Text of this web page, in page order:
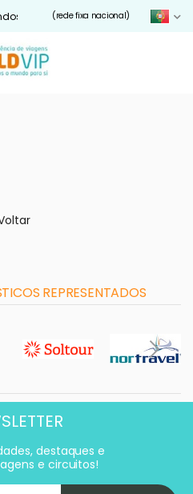
ao nosso site Worldvip.pt
(rede fixa nacional)
REPRESENTADOS
destaques e
e circuitos!